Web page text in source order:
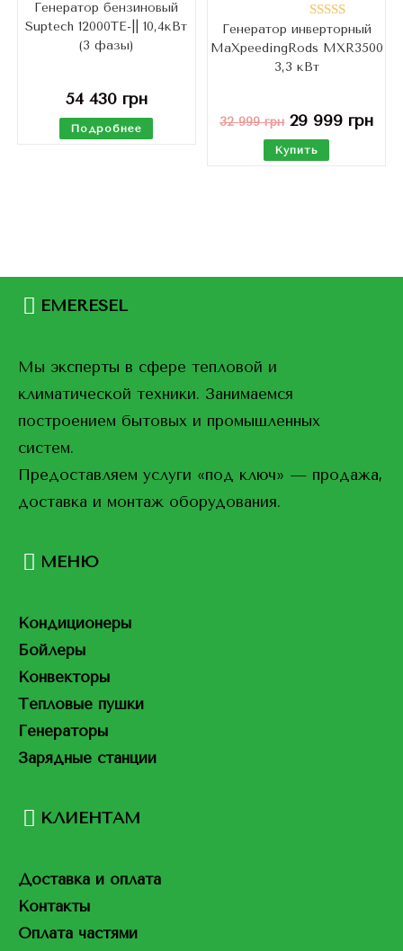
Генератор бензиновый
Suptech 12000TE-|| 10,4кВт
(3 фазы)
54 430грн
Подробнее
Оценка
4.76из 5
Генератор инверторный
MaXpeedingRods MXR3500
3,3 кВт
32 999грн 29 999 грн
Купить
EMERESEL
Мы эксперты в сфере тепловой и
климатической техники. Занимаемся
построением бытовых и промышленных
систем.
Предоставляем услуги «под ключ» — продажа,
доставка и монтаж оборудования.
МЕНЮ
Кондиционеры
Бойлеры
Конвекторы
Тепловые пушки
Генераторы
Зарядные станции
КЛИЕНТАМ
Доставка и оплата
Контакты
Оплата частями